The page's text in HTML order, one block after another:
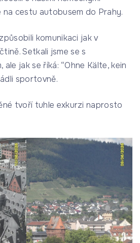
na cestu autobusem do Prahy.
komunikaci jak v
Setkali jsme se s
jak se říká: “Ohne Kälte, kein
sportovně.
tvoří tuhle exkurzi naprosto